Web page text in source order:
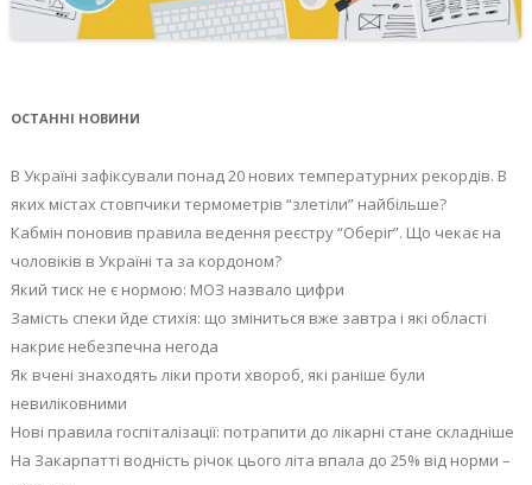
ОСТАННІ НОВИНИ
В Україні зафіксували понад 20 нових температурних рекордів. В
яких містах стовпчики термометрів “злетіли” найбільше?
Кабмін поновив правила ведення реєстру “Оберіг”. Що чекає на
чоловіків в Україні та за кордоном?
Який тиск не є нормою: МОЗ назвало цифри
Замість спеки йде стихія: що зміниться вже завтра і які області
накриє небезпечна негода
Як вчені знаходять ліки проти хвороб, які раніше були
невиліковними
Нові правила госпіталізації: потрапити до лікарні стане складніше
На Закарпатті водність річок цього літа впала до 25% від норми –